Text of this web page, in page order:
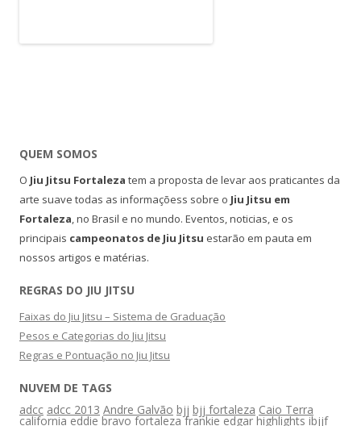
QUEM SOMOS
O Jiu Jitsu Fortaleza tem a proposta de levar aos praticantes da
arte suave todas as informaçõess sobre o Jiu Jitsu em
Fortaleza, no Brasil e no mundo. Eventos, noticias, e os
principais campeonatos de Jiu Jitsu estarão em pauta em
nossos artigos e matérias.
REGRAS DO JIU JITSU
Faixas do Jiu Jitsu – Sistema de Graduação
Pesos e Categorias do Jiu Jitsu
Regras e Pontuação no Jiu Jitsu
NUVEM DE TAGS
adcc adcc 2013 Andre Galvão bjj bjj fortaleza Caio Terra
california eddie bravo fortaleza frankie edgar highlights ibjjf